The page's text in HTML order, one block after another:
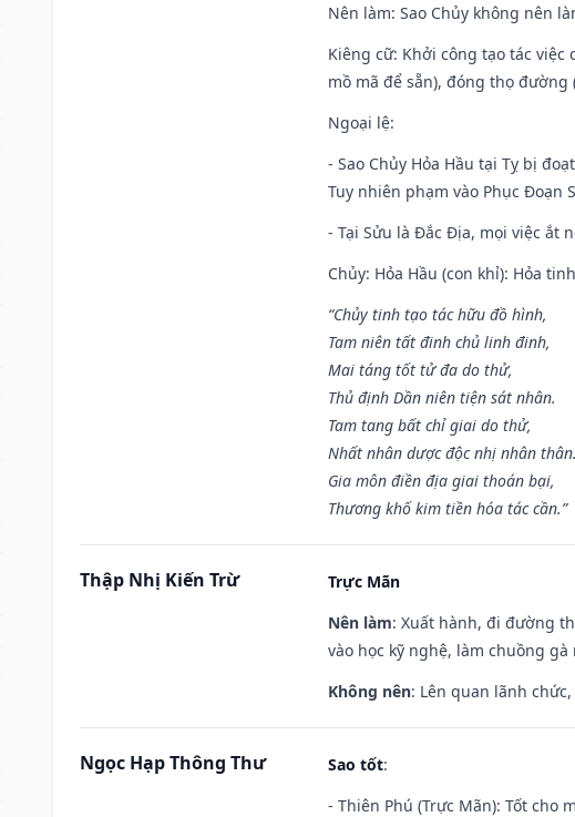
Nên làm: Sao Chủy không nên
Kiêng cữ: Khởi công tạo tác việc
mồ mã để sẵn), đóng thọ
Ngoại lệ:
- Sao Chủy Hỏa Hầu tại Tỵ bị
Tuy nhiên phạm vào Phục Đoạn
- Tại Sửu là Đắc Địa, mọi việc ắt
Chủy: Hỏa Hầu (con khỉ): Hỏa
“Chủy tinh tạo tác hữu đồ hình,
Tam niên tất đinh chủ linh đinh,
Mai táng tốt tử đa do thử,
Thủ định Dần niên tiện sát nhân.
Tam tang bất chỉ giai do thử,
Nhất nhân dược độc nhị nhân thân.
Gia môn điền địa giai thoán bại,
Thương khố kim tiền hóa tác cần.”
Thập Nhị Kiến Trừ
Trực Mãn
Nên làm: Xuất hành, đi đường
vào học kỹ nghệ, làm chuồng gà
Không nên: Lên quan lãnh
Ngọc Hạp Thông Thư Sao tốt:
- Thiên Phú (Trực Mãn): Tốt cho